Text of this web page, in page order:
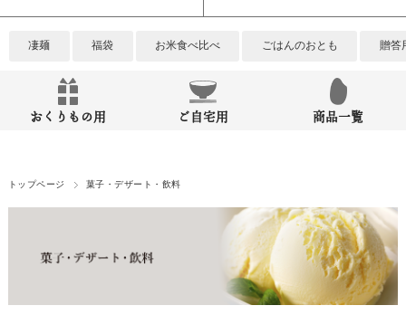
凄麺 福袋 お米食べ比べ ごはんのおとも 贈答
おくりもの用 ご自宅用 商品一覧
トップページ 菓子・デザート・飲料